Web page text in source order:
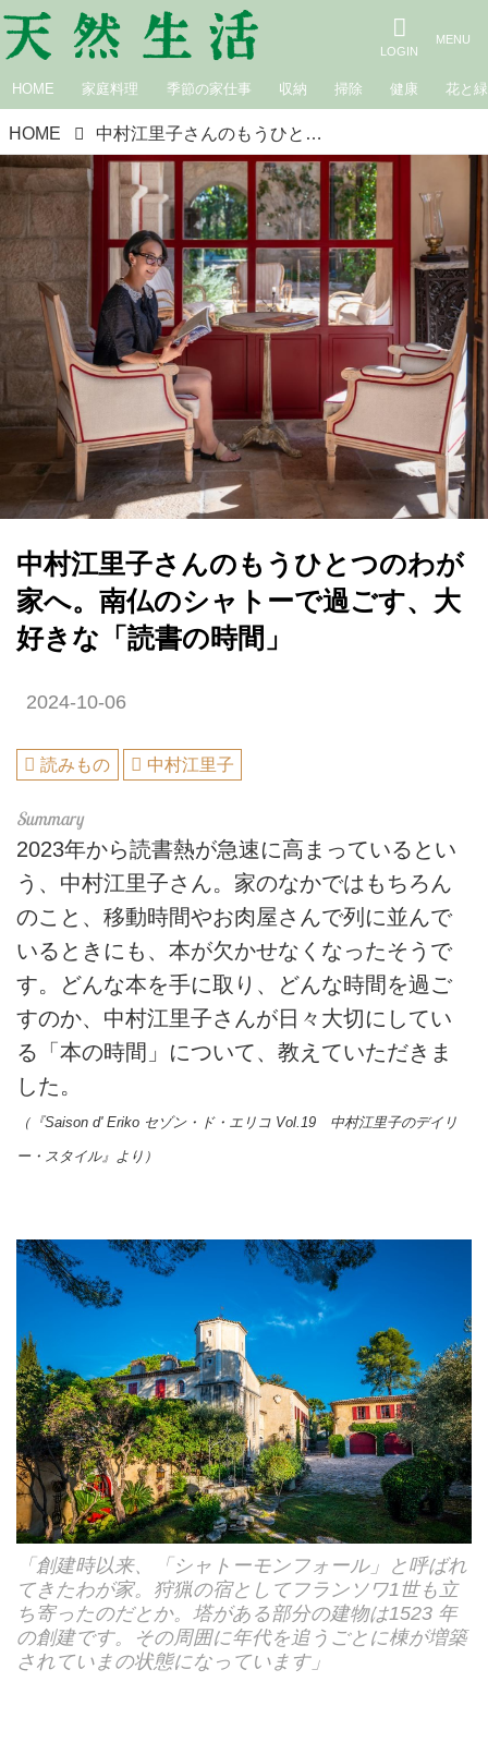
HOME 家庭料理 季節の家仕事 収納 掃除 健康 花と緑
HOME 中村江里子さんのもうひとつのわが家へ。南仏のシャトーで過ごす、大好きな「読書の時間」
中村江里子さんのもうひとつのわが
家へ。南仏のシャトーで過ごす、大
好きな「読書の時間」
2024-10-06
読みもの 中村江里子
2023年から読書熱が急速に高まっているとい
う、中村江里子さん。家のなかではもちろん
のこと、移動時間やお肉屋さんで列に並んで
いるときにも、本が欠かせなくなったそうで
す。どんな本を手に取り、どんな時間を過ご
すのか、中村江里子さんが日々大切にしてい
る「本の時間」について、教えていただきま
した。
（『Saison d' Eriko セゾン・ド・エリコ Vol.19 中村江里子のデイリ
ー・スタイル』より）
「創建時以来、「シャトーモンフォール」と呼ばれ
てきたわが家。狩猟の宿としてフランソワ1世も立
ち寄ったのだとか。塔がある部分の建物は1523 年
の創建です。その周囲に年代を追うごとに棟が増築
されていまの状態になっています」